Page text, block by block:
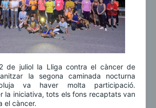
de juliol la Lliga contra el càncer de
la segona caminada nocturna
va haver molta participació.
la iniciativa, tots els fons recaptats van
el càncer.